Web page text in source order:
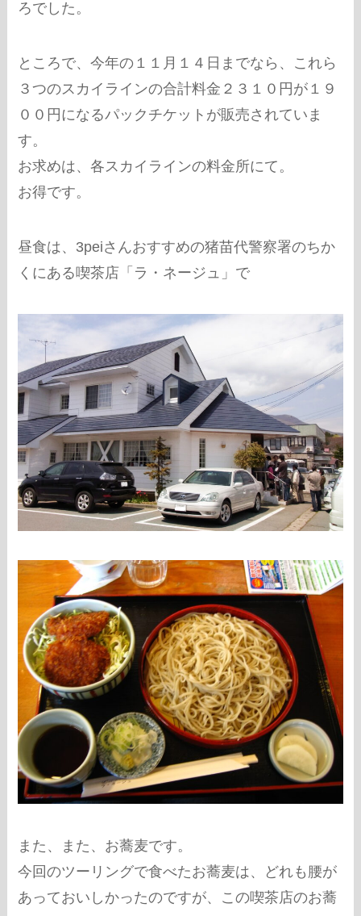
ろでした。
ところで、今年の１１月１４日までなら、これら
３つのスカイラインの合計料金２３１０円が１９
００円になるパックチケットが販売されていま
す。
お求めは、各スカイラインの料金所にて。
お得です。
昼食は、3peiさんおすすめの猪苗代警察署のちか
くにある喫茶店「ラ・ネージュ」で
また、また、お蕎麦です。
今回のツーリングで食べたお蕎麦は、どれも腰が
あっておいしかったのですが、この喫茶店のお蕎